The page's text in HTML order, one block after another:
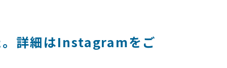
。詳細はInstagramをご